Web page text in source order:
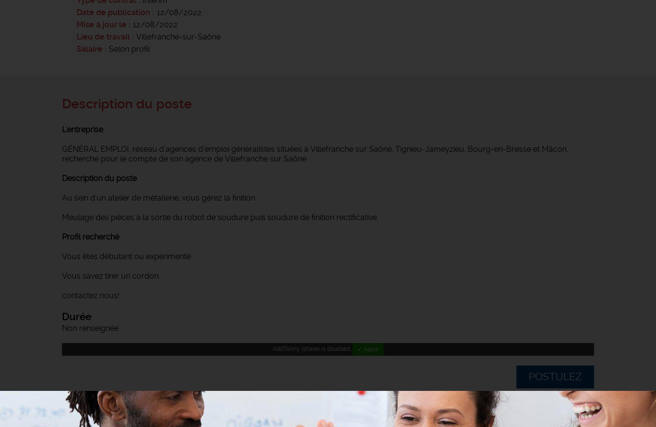
Date de publication
12/08/2022
Mise à jour le
12/08/2022
Lieu de travail
Villefranche-sur-Saône
Salaire
Selon profil
Description du poste
L'entreprise
GÉNÉRAL EMPLOI, réseau d'agences d’emploi généralistes situées à Villefranche sur Saône, Tignieu-Jameyzieu, Bourg-en-Bresse et Mâcon,
recherche pour le compte de son agence de Villefranche sur Saône
Description du poste
Au sein d'un atelier de métallerie, vous gérez la finition :
Meulage des pièces à la sortie du robot de soudure puis soudure de finition rectificative.
Profil recherché
Vous êtes débutant ou expérimenté
Vous savez tirer un cordon
contactez nous!
Durée
Non renseignée
AddToAny (share) is disabled. ✓ Allow
POSTULEZ